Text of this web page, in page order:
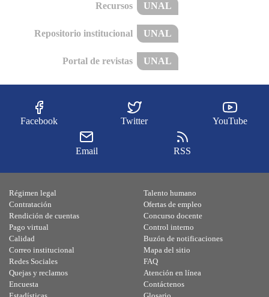
Recursos UNAL
Repositorio institucional UNAL
Portal de revistas UNAL
Facebook Twitter YouTube
Email RSS
Régimen legal
Contratación
Rendición de cuentas
Pago virtual
Calidad
Talento humano
Ofertas de empleo
Concurso docente
Control interno
Buzón de notificaciones
Correo institucional
Redes Sociales
Quejas y reclamos
Encuesta
Mapa del sitio
FAQ
Atención en línea
Contáctenos